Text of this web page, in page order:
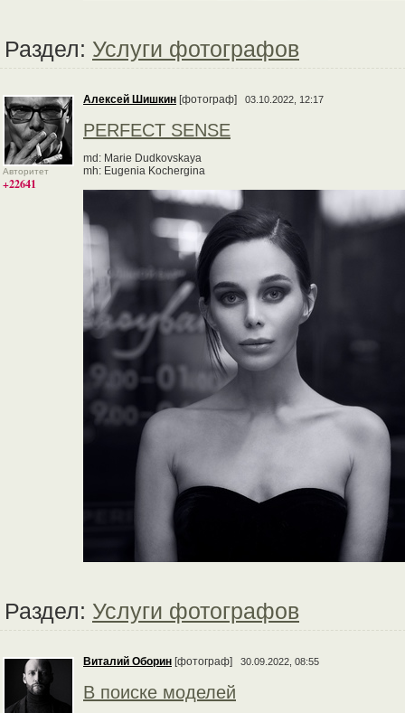
Раздел: Услуги фотографов
Авторитет
+22641
Алексей Шишкин [фотограф] 03.10.2022, 12:17
PERFECT SENSE
md: Marie Dudkovskaya
mh: Eugenia Kochergina
Раздел: Услуги фотографов
Виталий Оборин [фотограф] 30.09.2022, 08:55
В поиске моделей